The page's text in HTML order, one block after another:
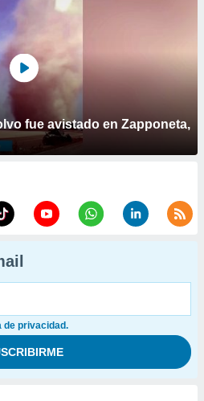
fue avistado en Zapponeta,
de privacidad.